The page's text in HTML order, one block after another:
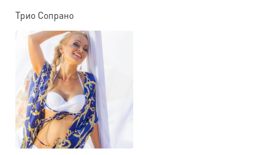
Трио Сопрано